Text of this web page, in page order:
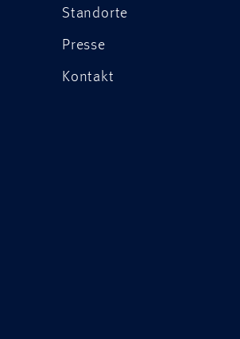
Standorte
Presse
Kontakt